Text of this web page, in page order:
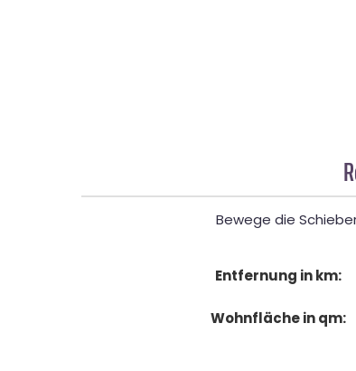
Bewege die
Entfernung in km:
Wohnfläche in qm: